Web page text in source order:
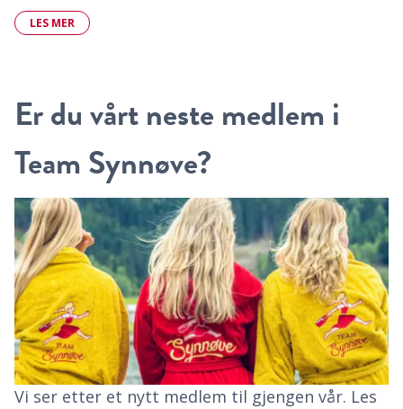
LES MER
Er du vårt neste medlem i
Team Synnøve?
Vi ser etter et nytt medlem til gjengen vår. Les